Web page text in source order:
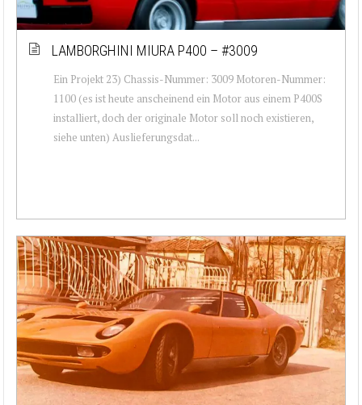
LAMBORGHINI MIURA P400 – #3009
Ein Projekt 23) Chassis-Nummer: 3009 Motoren-Nummer:
1100 (es ist heute anscheinend ein Motor aus einem P400S
installiert, doch der originale Motor soll noch existieren,
siehe unten) Auslieferungsdat...